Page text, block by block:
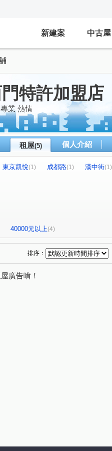
新建案 中古屋
特許加盟店
業 熱情
租屋(5) 個人介紹
東京凱悅(1) 成都路(1) 漢中街(1)
40000元以上(4)
排序：
廣告唷！